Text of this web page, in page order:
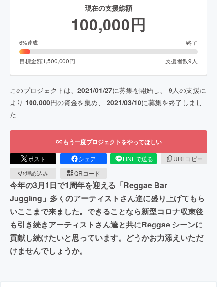
現在の支援総額
100,000円
6%達成 終了
目標金額1,500,000円 支援者数9 人
このプロジェクトは、 2021/01/27に募集を開始し、 9人の支援に
より 100,000円の資金を集め、 2021/03/10に募集を終了しまし
た
もう一度プロジェクトをやってほしい
ポスト シェア LINEで送る
URLコピー
埋め込み
QRコード
今年の3月1日で1周年を迎える「Reggae Bar
Juggling」多くのアーティストさん達に盛り上げてもら
いここまで来ました。できることなら新型コロナ収束後
も引き続きアーティストさん達と共にReggae シーンに
貢献し続けたいと思っています。どうかお力添えいただ
けませんでしょうか。